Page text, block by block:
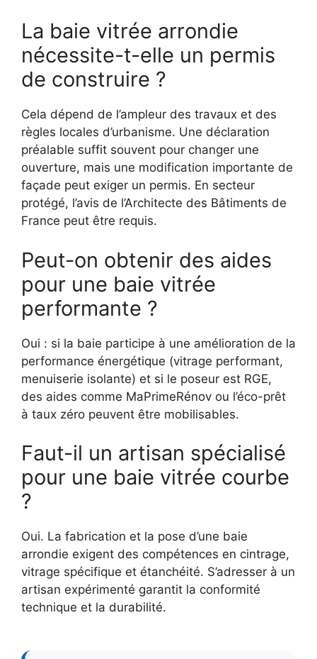
La baie vitrée arrondie
nécessite-t-elle un permis
de construire ?
Cela dépend de l’ampleur des travaux et des
règles locales d’urbanisme. Une déclaration
préalable suffit souvent pour changer une
ouverture, mais une modification importante de
façade peut exiger un permis. En secteur
protégé, l’avis de l’Architecte des Bâtiments de
France peut être requis.
Peut-on obtenir des aides
pour une baie vitrée
performante ?
Oui : si la baie participe à une amélioration de la
performance énergétique (vitrage performant,
menuiserie isolante) et si le poseur est RGE,
des aides comme MaPrimeRénov ou l’éco-prêt
à taux zéro peuvent être mobilisables.
Faut-il un artisan spécialisé
pour une baie vitrée courbe
?
Oui. La fabrication et la pose d’une baie
arrondie exigent des compétences en cintrage,
vitrage spécifique et étanchéité. S’adresser à un
artisan expérimenté garantit la conformité
technique et la durabilité.